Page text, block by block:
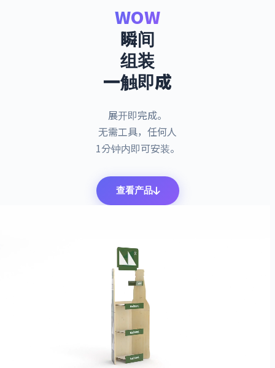
WOW
瞬间
组装
一触即成
展开即完成。
无需工具，任何人
1分钟内即可安装。
查看产品